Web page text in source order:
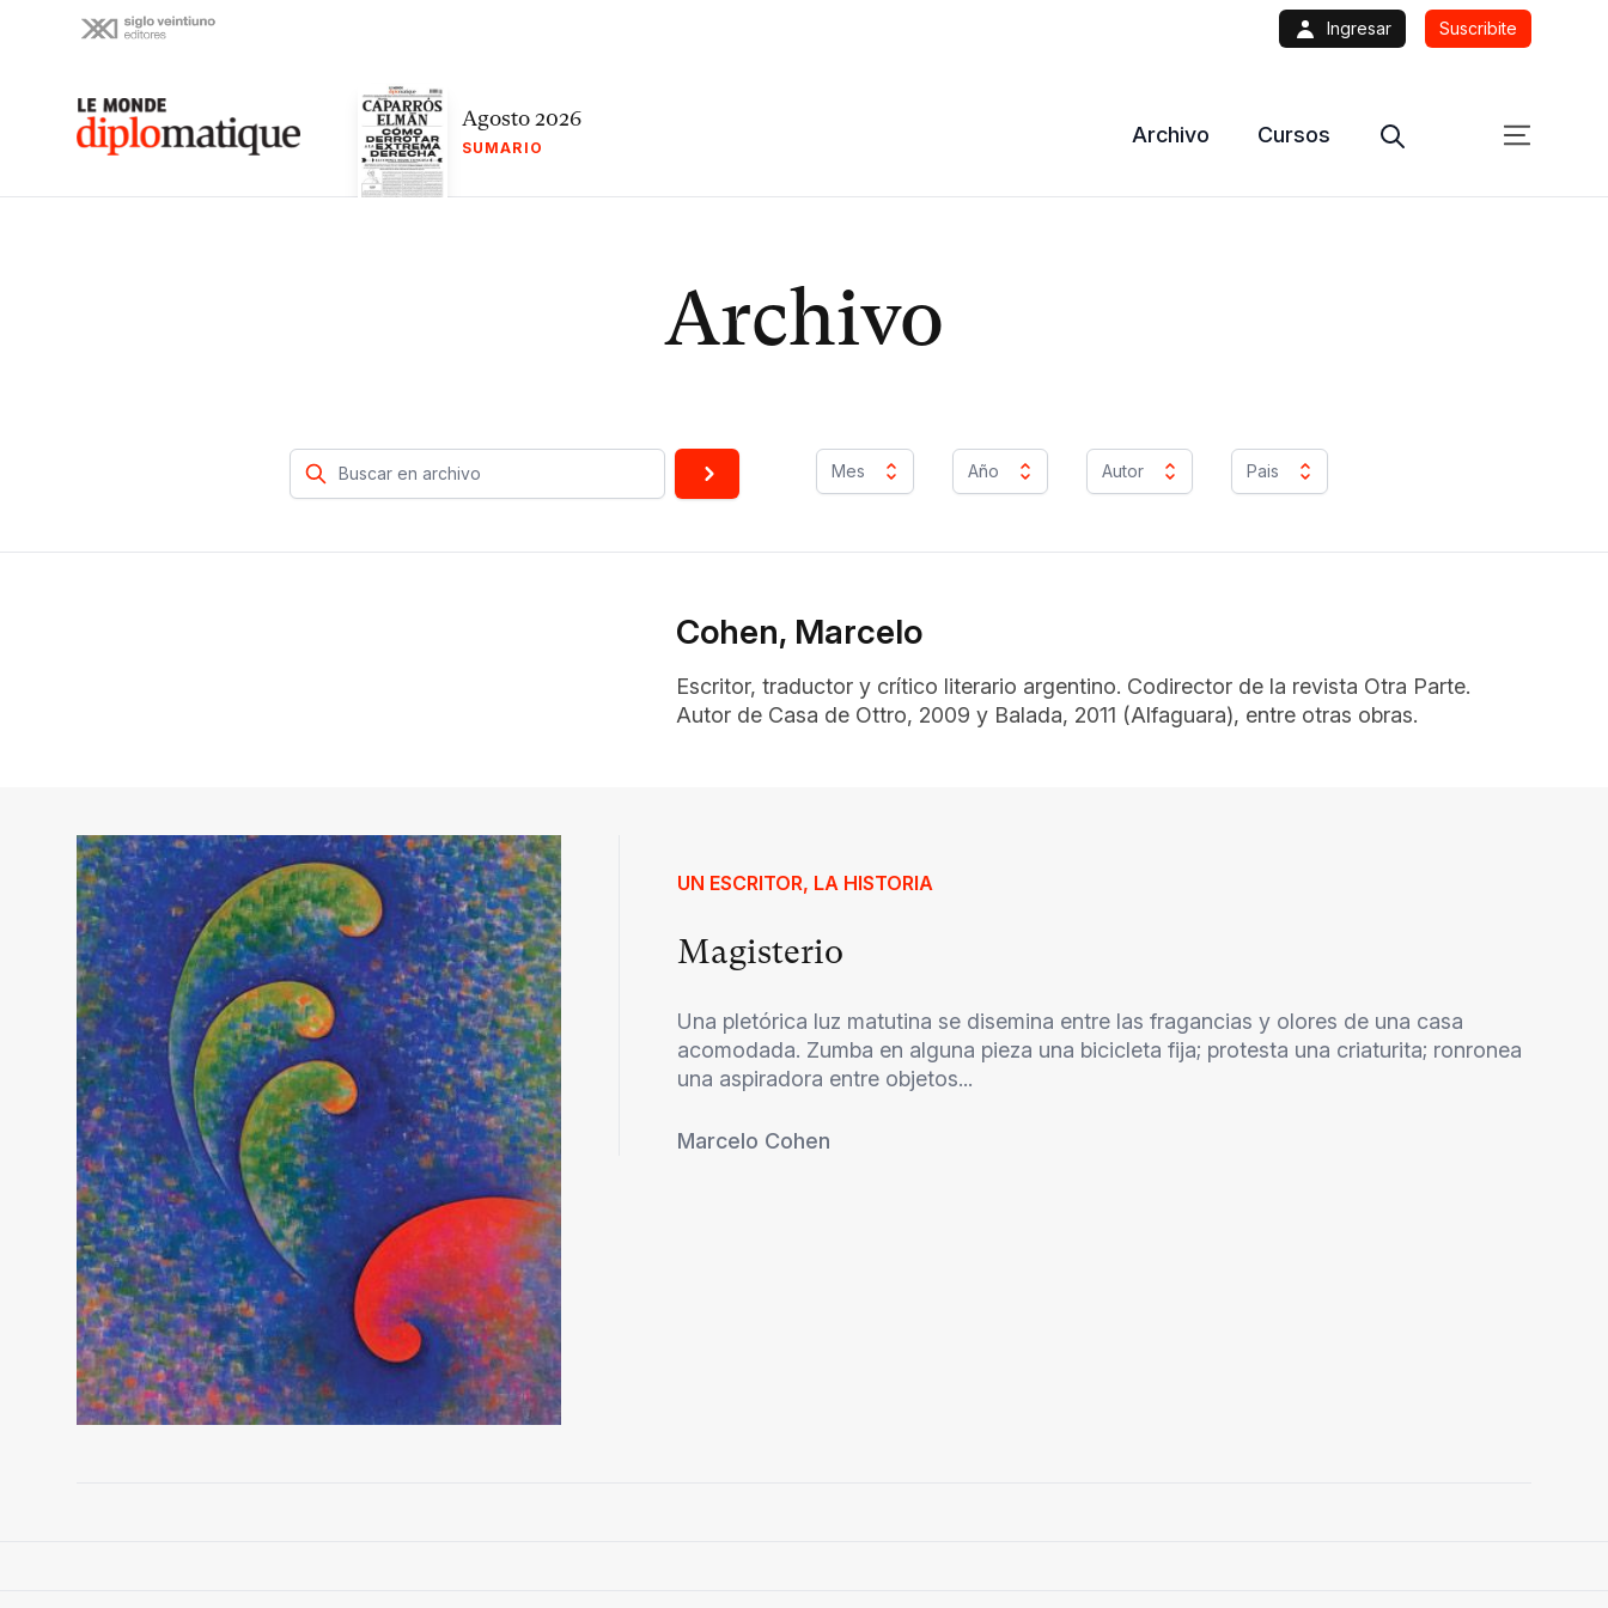
Ingresar Suscribite
Le monde diplomatique Agosto 2026
SUMARIO
Archivo Cursos
Archivo
Mes Año Autor Pais
Cohen, Marcelo
Escritor, traductor y crítico literario argentino. Codirector de la revista Otra Parte.
Autor de Casa de Ottro, 2009 y Balada, 2011 (Alfaguara), entre otras obras.
UN ESCRITOR, LA HISTORIA
Magisterio
Una pletórica luz matutina se disemina entre las fragancias y olores de una casa
acomodada. Zumba en alguna pieza una bicicleta fija; protesta una criaturita; ronronea
una aspiradora entre objetos...
Marcelo Cohen